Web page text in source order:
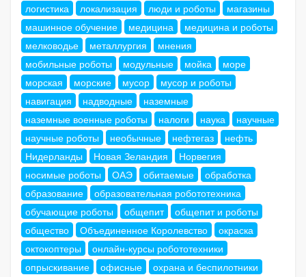
логистика
локализация люди и роботы
магазины
машинное обучение
медицина
медицина и роботы
мелководье
металлургия
мнения
мобильные роботы
модульные мойка
море
морская
морские мусор
мусор и роботы
навигация
надводные
наземные
наземные военные роботы
налоги наука
научные
научные роботы
необычные нефтегаз
нефть
Нидерланды
Новая Зеландия
Норвегия
носимые роботы
ОАЭ обитаемые
обработка
образование
образовательная робототехника
обучающие роботы
общепит
общепит и роботы
общество
Объединенное Королевство
окраска
октокоптеры
онлайн-курсы робототехники
опрыскивание
офисные
охрана и беспилотники